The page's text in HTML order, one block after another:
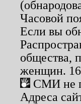
Часовой
Если вы
общества,
женщин.
СМИ не
Адреса